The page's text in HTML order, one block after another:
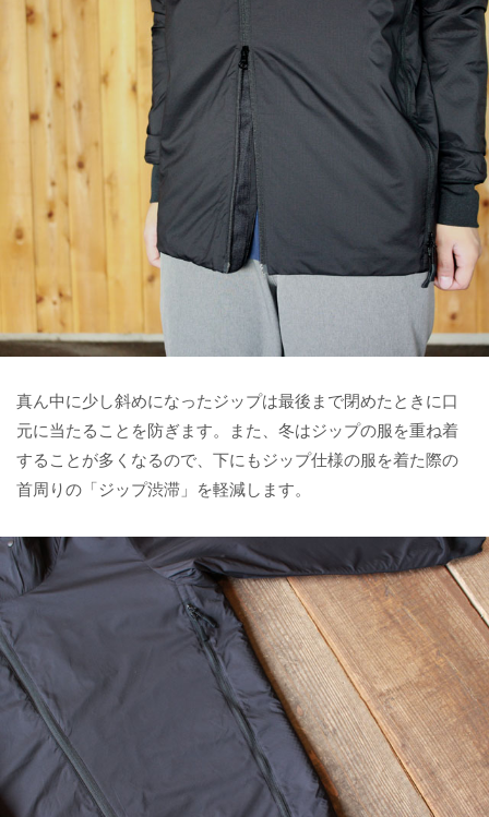
真ん中に少し斜めになったジップは最後まで閉めたときに口
元に当たることを防ぎます。また、冬はジップの服を重ね着
することが多くなるので、下にもジップ仕様の服を着た際の
首周りの「ジップ渋滞」を軽減します。